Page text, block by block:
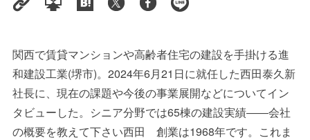
関西で賃貸マンションや高齢者住宅の建設を手掛ける進
和建設工業(堺市)。2024年6月21日に就任した西田泰久新
社長に、現在の課題や今後の事業展開などについてイン
タビューした。シニア分野では65棟の建設実績――会社
の概要を教えて下さい西田 創業は1968年です。これま